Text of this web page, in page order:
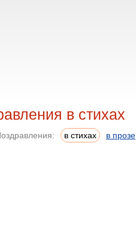
в стихах
в стихах в прозе